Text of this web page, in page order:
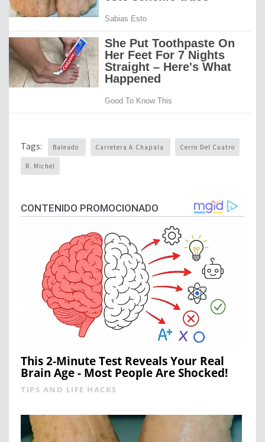
Tags: Baleado Carretera A Chapala Cerro Del Cuatro
R. Michel
CONTENIDO PROMOCIONADO
This 2-Minute Test Reveals Your Real
Brain Age - Most People Are Shocked!
TIPS AND LIFE HACKS